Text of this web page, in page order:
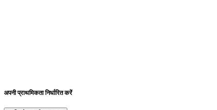
अपनी प्राथमिकता निर्धारित करें